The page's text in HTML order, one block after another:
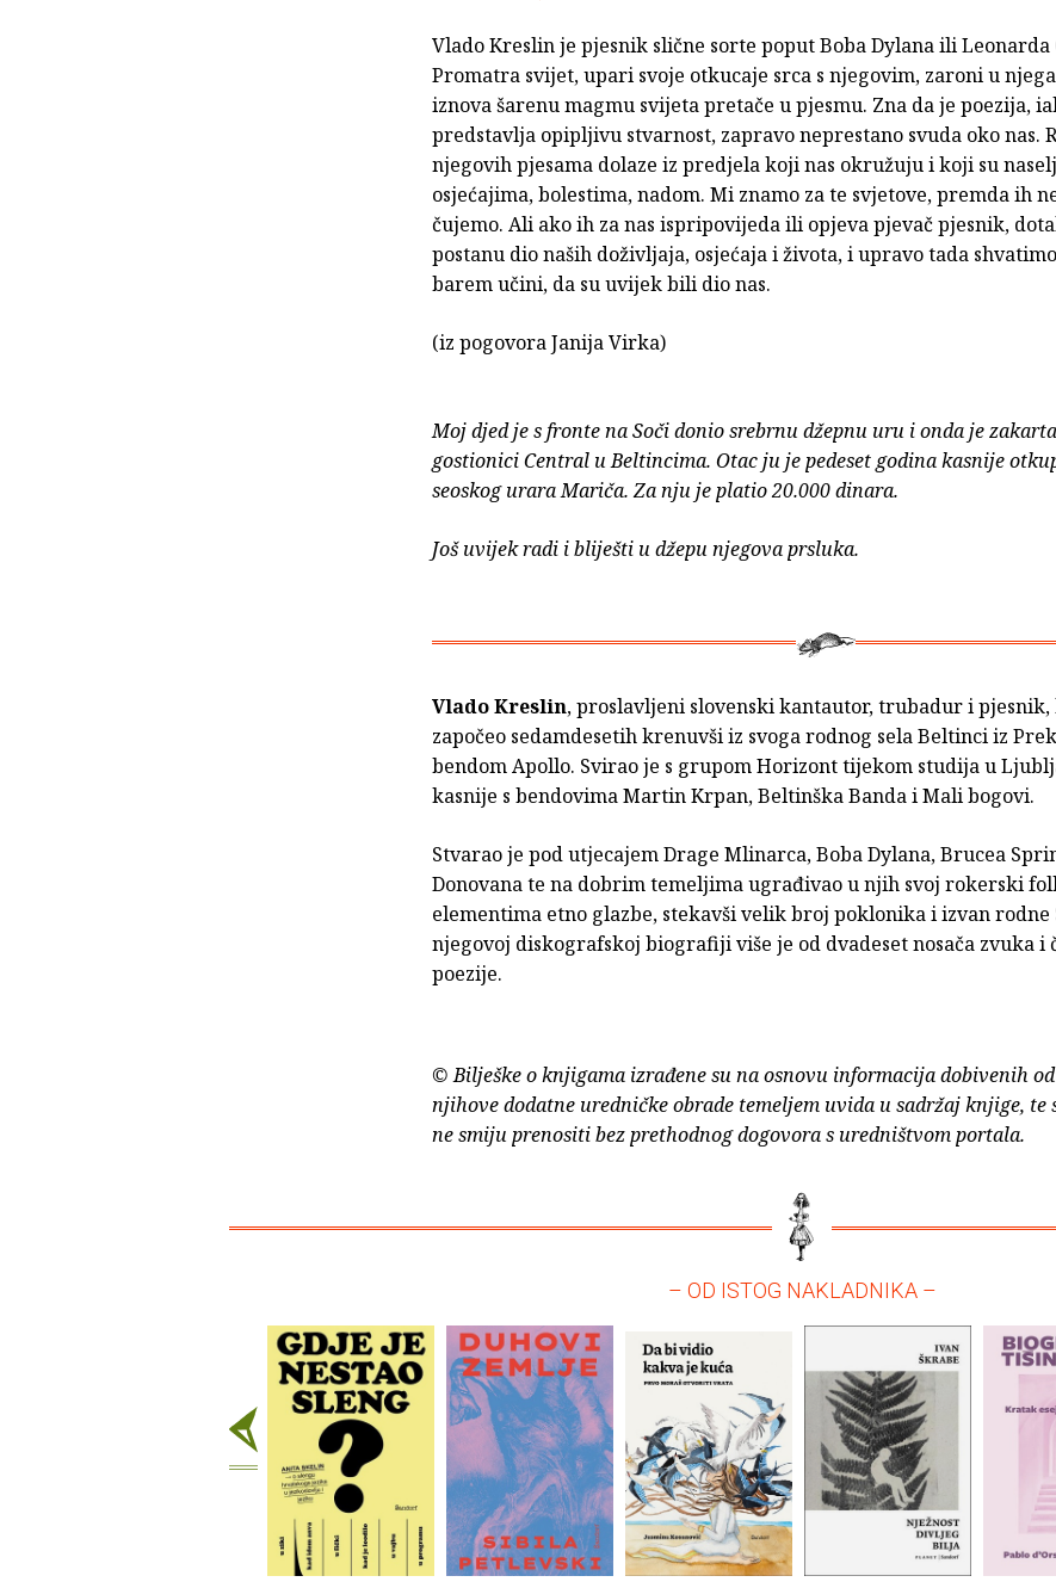
Vlado Kreslin je pjesnik slične sorte poput Boba Dylana ili Leonarda
Promatra svijet, upari svoje otkucaje srca s njegovim, zaroni u
iznova šarenu magmu svijeta pretače u pjesmu. Zna da je poezija,
predstavlja opipljivu stvarnost, zapravo neprestano svuda oko nas.
njegovih pjesama dolaze iz predjela koji nas okružuju i koji su
osjećajima, bolestima, nadom. Mi znamo za te svjetove, premda ih
čujemo. Ali ako ih za nas ispripovijeda ili opjeva pjevač pjesnik,
postanu dio naših doživljaja, osjećaja i života, i upravo tada
barem učini, da su uvijek bili dio nas.
(iz pogovora Janija Virka)
Moj djed je s fronte na Soči donio srebrnu džepnu uru i onda je
gostionici Central u Beltincima. Otac ju je pedeset godina kasnije
seoskog urara Mariča. Za nju je platio 20.000 dinara.
Još uvijek radi i bliješti u džepu njegova prsluka.
Vlado Kreslin, proslavljeni slovenski kantautor, trubadur i
započeo sedamdesetih krenuvši iz svoga rodnog sela Beltinci iz
bendom Apollo. Svirao je s grupom Horizont tijekom studija u
kasnije s bendovima Martin Krpan, Beltinška Banda i Mali bogovi.
Stvarao je pod utjecajem Drage Mlinarca, Boba Dylana, Brucea
Donovana te na dobrim temeljima ugrađivao u njih svoj rokerski
elementima etno glazbe, stekavši velik broj poklonika i izvan rodne
njegovoj diskografskoj biografiji više je od dvadeset nosača zvuka
poezije.
© Bilješke o knjigama izrađene su na osnovu informacija dobivenih
njihove dodatne uredničke obrade temeljem uvida u sadržaj knjige, te
ne smiju prenositi bez prethodnog dogovora s uredništvom portala.
– OD ISTOG NAKLADNIKA –